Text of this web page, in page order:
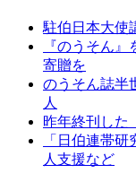
駐伯日本大使
『のうそん
寄贈を
のうそん誌半
人
昨年終刊した
「日伯連帯
人支援など